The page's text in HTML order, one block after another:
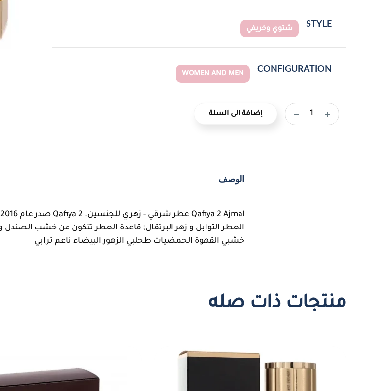
STYLE شتوي وخريفي
CONFIGURATION
WOMEN AND MEN
إضافة الى السلة
الوصف
العطر التوابل و زهر البرتقال; قاعدة العطر تتكون من خشب الصندل و
خشبي القهوة الحمضيات طحلبي الزهور البيضاء ناعم ترابي
منتجات ذات صله